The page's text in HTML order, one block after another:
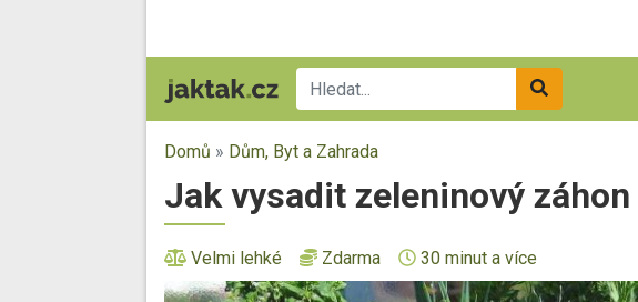
Domů » Dům, Byt a Zahrada
Jak vysadit zeleninový záhon
Velmi lehké Zdarma 30 minut a více